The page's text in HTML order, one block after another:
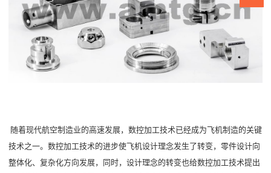
随着现代航空制造业的高速发展，数控加工技术已经成为飞机制造的关键
技术之一。数控加工技术的进步使飞机设计理念发生了转变，零件设计向
整体化、复杂化方向发展，同时，设计理念的转变也给数控加工技术提出